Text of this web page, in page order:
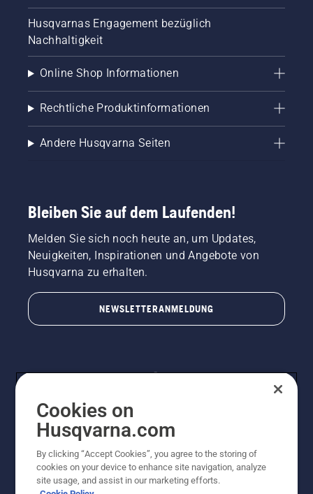
Husqvarnas Engagement bezüglich
Nachhaltigkeit
Online Shop Informationen
Rechtliche Produktinformationen
Andere Husqvarna Seiten
Bleiben Sie auf dem Laufenden!
Melden Sie sich noch heute an, um Updates,
Neuigkeiten, Inspirationen und Angebote von
Husqvarna zu erhalten.
NEWSLETTERANMELDUNG
© Husqvarna AB (publ). Alle Rechte vorbehalten.
Preisänderungen, Irrtümer, Text- und Satzfehler sind
vorbehalten. Bei den Preisangaben handelt es sich um
Cookies on
Husqvarna.com
By clicking “Accept Cookies”, you agree to the storing of
cookies on your device to enhance site navigation, analyze
site usage, and assist in our marketing efforts.